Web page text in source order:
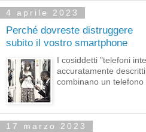
4 aprile 2023
Perché dovreste distruggere
subito il vostro smartphone
I cosiddetti "telefoni
accuratamente
combinano un telefono
17 marzo 2023